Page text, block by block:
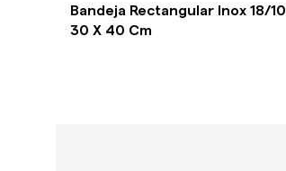
Bandeja Rectangular Inox 18/10
30 X 40 Cm